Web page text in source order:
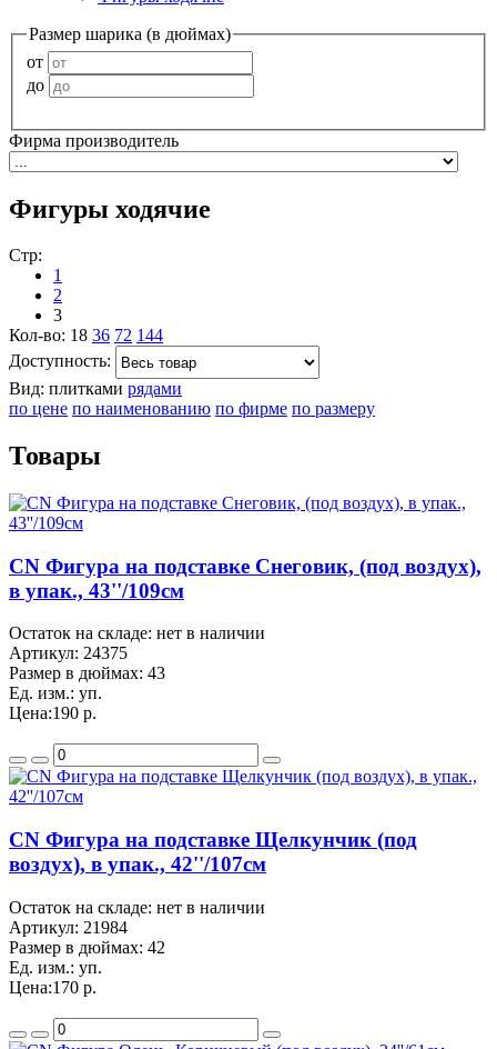
Размер шарика (в дюймах)
от
до
Фирма производитель
Фигуры ходячие
Стр:
1
2
3
Кол-во: 18 36 72 144
Доступность:
Вид: плитками рядами
по цене по наименованию по фирме по размеру
Товары
CN Фигура на подставке Снеговик, (под воздух),
в упак., 43''/109см
Остаток на складе: нет в наличии
Артикул: 24375
Размер в дюймах: 43
Ед. изм.: уп.
Цена:190 р.
CN Фигура на подставке Щелкунчик (под
воздух), в упак., 42''/107см
Остаток на складе: нет в наличии
Артикул: 21984
Размер в дюймах: 42
Ед. изм.: уп.
Цена:170 р.